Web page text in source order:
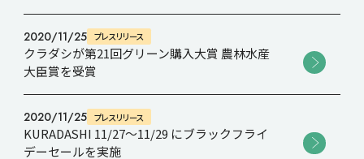
IR
News
Recruit
2020/11/25 プレスリリース
クラダシが第21回グリーン購入大賞 農林水産
大臣賞を受賞
2020/11/25 プレスリリース
KURADASHI 11/27～11/29 にブラックフライ
デーセールを実施